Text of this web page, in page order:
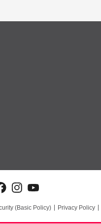
(Basic Policy) Privacy Policy